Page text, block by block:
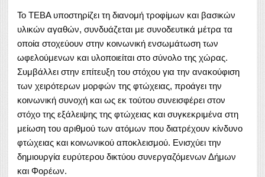
Το ΤΕΒΑ υποστηρίζει τη διανομή τροφίμων και βασικών
υλικών αγαθών, συνδυάζεται με συνοδευτικά μέτρα τα
οποία στοχεύουν στην κοινωνική ενσωμάτωση των
ωφελούμενων και υλοποιείται στο σύνολο της χώρας.
Συμβάλλει στην επίτευξη του στόχου για την ανακούφιση
των χειρότερων μορφών της φτώχειας, προάγει την
κοινωνική συνοχή και ως εκ τούτου συνεισφέρει στον
στόχο της εξάλειψης της φτώχειας και συγκεκριμένα στη
μείωση του αριθμού των ατόμων που διατρέχουν κίνδυνο
φτώχειας και κοινωνικού αποκλεισμού. Ενισχύει την
δημιουργία ευρύτερου δικτύου συνεργαζόμενων Δήμων
και Φορέων.